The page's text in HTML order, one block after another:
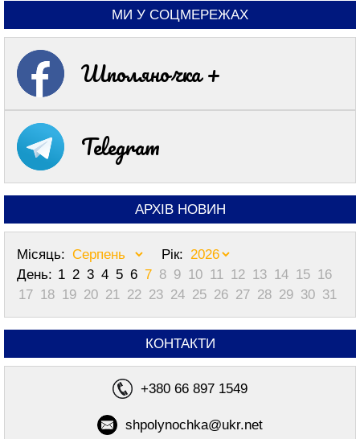
МИ У СОЦМЕРЕЖАХ
Шполяночка +
Telegram
АРХІВ НОВИН
Місяць:
Рік:
День: 1 2 3 4 5 6 7 8 9 10 11 12 13 14 15 16
17 18 19 20 21 22 23 24 25 26 27 28 29 30 31
КОНТАКТИ
+380 66 897 1549
shpolynochka@ukr.net